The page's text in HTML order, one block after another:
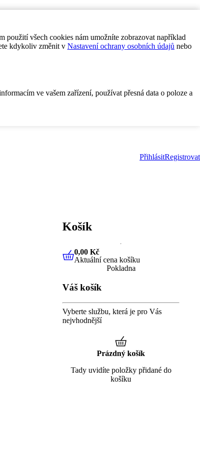
použití všech cookies nám umožníte zobrazovat například
kdykoliv změnit v Nastavení ochrany osobních údajů nebo
ve vašem zařízení, používat přesná data o poloze a
PřihlásitRegistrovat
Košík
0,00 KčAktuální cena košíku
0,00 Kč
Aktuální cena košíku
Pokladna
Váš košík
Vyberte službu, která je pro Vás
nejvhodnější
Prázdný košík
Tady uvidíte položky přidané do
košíku